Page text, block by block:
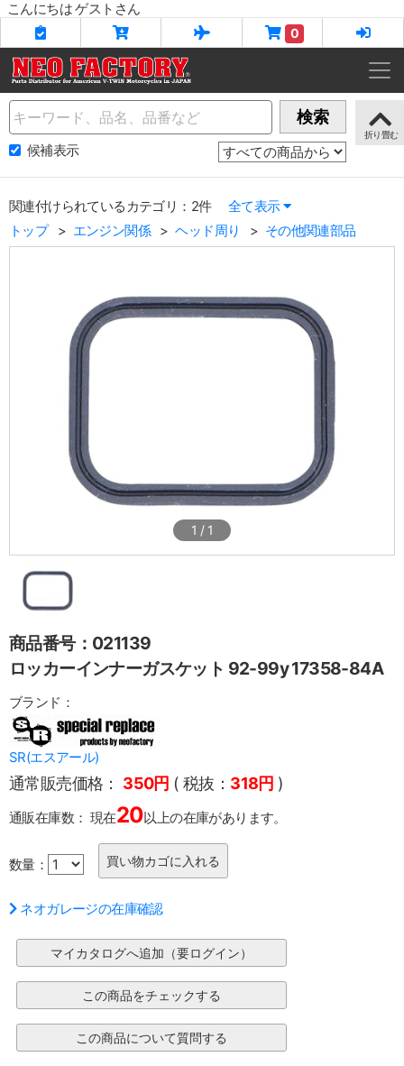
こんにちは ゲストさん
0
Name 検索
候補表示
関連付けられているカテゴリ：2件
全て表示
トップ
エンジン関係 ヘッド周り その他関連部品
1 / 1
商品番号：021139
ロッカーインナーガスケット 92-99y 17358-84A
ブランド：
SR(エスアール)
通常販売価格： 350円 ( 税抜： 318円 )
通販在庫数： 現在20以上の在庫があります。
数量：
ネオガレージの在庫確認